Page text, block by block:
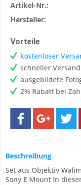
Artikel-Nr.:
Hersteller:
Vorteile
kostenloser
schneller
ausgebildete
2% Rabatt bei
Beschreibung
Set aus Objektiv
Sony E Mount In